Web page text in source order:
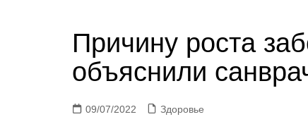
Причину роста
объяснили
09/07/2022 Здоровье